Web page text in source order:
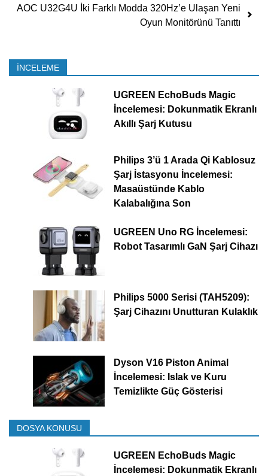
AOC U32G4U İki Farklı Modda 320Hz’e Ulaşan Yeni
Oyun Monitörünü Tanıttı
İNCELEME
UGREEN EchoBuds Magic
İncelemesi: Dokunmatik Ekranlı
Akıllı Şarj Kutusu
Philips 3’ü 1 Arada Qi Kablosuz
Şarj İstasyonu İncelemesi:
Masaüstünde Kablo
Kalabalığına Son
UGREEN Uno RG İncelemesi:
Robot Tasarımlı GaN Şarj Cihazı
Philips 5000 Serisi (TAH5209):
Şarj Cihazını Unutturan Kulaklık
Dyson V16 Piston Animal
İncelemesi: Islak ve Kuru
Temizlikte Güç Gösterisi
DOSYA KONUSU
UGREEN EchoBuds Magic
İncelemesi: Dokunmatik Ekranlı